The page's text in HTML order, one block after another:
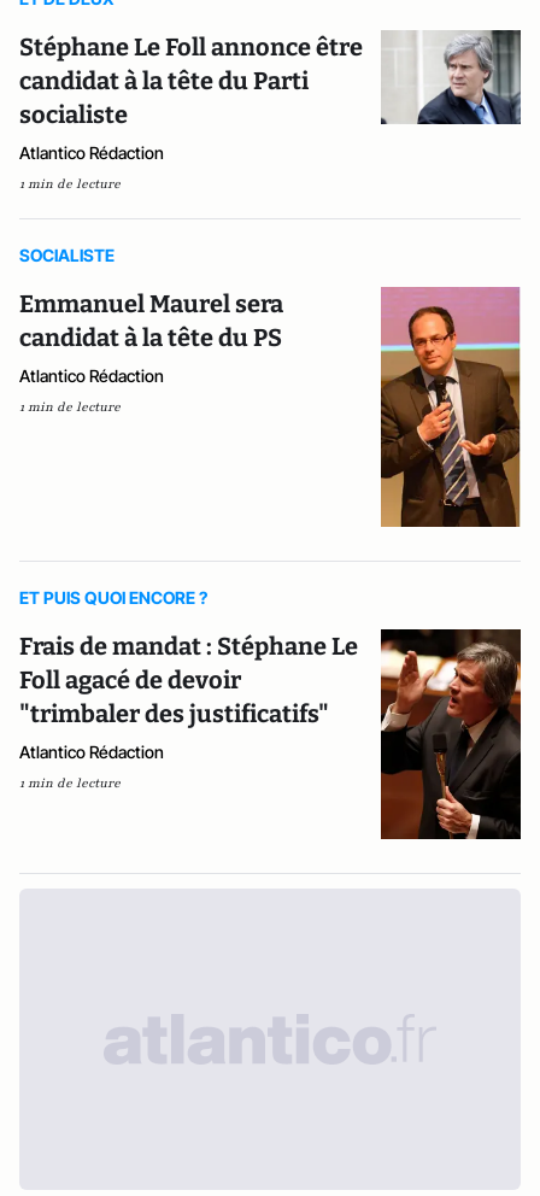
Stéphane Le Foll annonce être
candidat à la tête du Parti
socialiste
Atlantico Rédaction
1 min de lecture
SOCIALISTE
Emmanuel Maurel sera
candidat à la tête du PS
Atlantico Rédaction
1 min de lecture
ET PUIS QUOI ENCORE ?
Frais de mandat : Stéphane Le
Foll agacé de devoir
"trimbaler des justificatifs"
Atlantico Rédaction
1 min de lecture